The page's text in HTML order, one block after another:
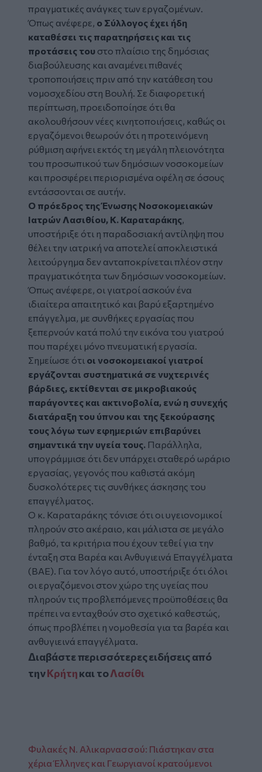
πραγματικές ανάγκες των εργαζομένων.
Όπως ανέφερε, ο Σύλλογος έχει ήδη
καταθέσει τις παρατηρήσεις και τις
προτάσεις του στο πλαίσιο της δημόσιας
διαβούλευσης και αναμένει πιθανές
τροποποιήσεις πριν από την κατάθεση του
νομοσχεδίου στη Βουλή. Σε διαφορετική
περίπτωση, προειδοποίησε ότι θα
ακολουθήσουν νέες κινητοποιήσεις, καθώς οι
εργαζόμενοι θεωρούν ότι η προτεινόμενη
ρύθμιση αφήνει εκτός τη μεγάλη πλειονότητα
του προσωπικού των δημόσιων νοσοκομείων
και προσφέρει περιορισμένα οφέλη σε όσους
εντάσσονται σε αυτήν.
Ο πρόεδρος της Ένωσης Νοσοκομειακών
Ιατρών Λασιθίου, Κ. Καραταράκης,
υποστήριξε ότι η παραδοσιακή αντίληψη που
θέλει την ιατρική να αποτελεί αποκλειστικά
λειτούργημα δεν ανταποκρίνεται πλέον στην
πραγματικότητα των δημόσιων νοσοκομείων.
Όπως ανέφερε, οι γιατροί ασκούν ένα
ιδιαίτερα απαιτητικό και βαρύ εξαρτημένο
επάγγελμα, με συνθήκες εργασίας που
ξεπερνούν κατά πολύ την εικόνα του γιατρού
που παρέχει μόνο πνευματική εργασία.
Σημείωσε ότι οι νοσοκομειακοί γιατροί
εργάζονται συστηματικά σε νυχτερινές
βάρδιες, εκτίθενται σε μικροβιακούς
παράγοντες και ακτινοβολία, ενώ η συνεχής
διατάραξη του ύπνου και της ξεκούρασης
τους λόγω των εφημεριών επιβαρύνει
σημαντικά την υγεία τους. Παράλληλα,
υπογράμμισε ότι δεν υπάρχει σταθερό ωράριο
εργασίας, γεγονός που καθιστά ακόμη
δυσκολότερες τις συνθήκες άσκησης του
επαγγέλματος.
Ο κ. Καραταράκης τόνισε ότι οι υγειονομικοί
πληρούν στο ακέραιο, και μάλιστα σε μεγάλο
βαθμό, τα κριτήρια που έχουν τεθεί για την
ένταξη στα Βαρέα και Ανθυγιεινά Επαγγέλματα
(ΒΑΕ). Για τον λόγο αυτό, υποστήριξε ότι όλοι
οι εργαζόμενοι στον χώρο της υγείας που
πληρούν τις προβλεπόμενες προϋποθέσεις θα
πρέπει να ενταχθούν στο σχετικό καθεστώς,
όπως προβλέπει η νομοθεσία για τα βαρέα και
ανθυγιεινά επαγγέλματα.
Διαβάστε περισσότερες ειδήσεις από
τηνΚρήτηκαι τοΛασίθι
Φυλακές Ν. Αλικαρνασσού: Πιάστηκαν στα
χέρια Έλληνες και Γεωργιανοί κρατούμενοι